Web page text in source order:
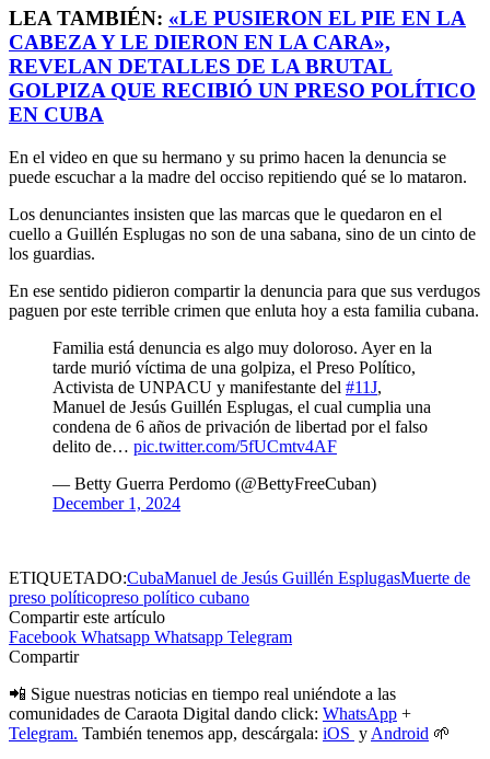
LEA TAMBIÉN: «LE PUSIERON EL PIE EN LA
CABEZA Y LE DIERON EN LA CARA»,
REVELAN DETALLES DE LA BRUTAL
GOLPIZA QUE RECIBIÓ UN PRESO POLÍTICO
EN CUBA
En el video en que su hermano y su primo hacen la denuncia se
puede escuchar a la madre del occiso repitiendo qué se lo mataron.
Los denunciantes insisten que las marcas que le quedaron en el
cuello a Guillén Esplugas no son de una sabana, sino de un cinto de
los guardias.
En ese sentido pidieron compartir la denuncia para que sus verdugos
paguen por este terrible crimen que enluta hoy a esta familia cubana.
Familia está denuncia es algo muy doloroso. Ayer en la
tarde murió víctima de una golpiza, el Preso Político,
Activista de UNPACU y manifestante del #11J,
Manuel de Jesús Guillén Esplugas, el cual cumplia una
condena de 6 años de privación de libertad por el falso
delito de… pic.twitter.com/5fUCmtv4AF
— Betty Guerra Perdomo (@BettyFreeCuban)
December 1, 2024
ETIQUETADO:CubaManuel de Jesús Guillén EsplugasMuerte de
preso políticopreso político cubano
Compartir este artículo
Facebook Whatsapp Whatsapp Telegram
Compartir
📲 Sigue nuestras noticias en tiempo real uniéndote a las
comunidades de Caraota Digital dando click: WhatsApp +
Telegram. También tenemos app, descárgala: iOS y Android 🌱